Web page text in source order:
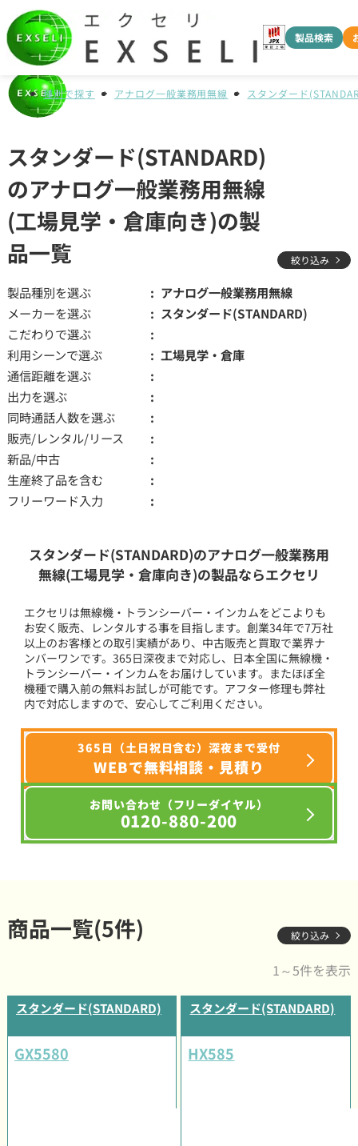
製品検索
種別で探す アナログ一般業務用無線 スタンダード
スタンダード(STANDARD)
のアナログ一般業務用無線
(工場見学・倉庫向き)の製
品一覧
絞り込み
製品種別を選ぶ
アナログ一般業務用無線
メーカーを選ぶ
スタンダード(STANDARD)
こだわりで選ぶ
利用シーンで選ぶ
工場見学・倉庫
通信距離を選ぶ
出力を選ぶ
同時通話人数を選ぶ
販売/レンタル/リース
新品/中古
生産終了品を含む
フリーワード入力
スタンダード(STANDARD)のアナログ一般業務用
無線(工場見学・倉庫向き)の製品ならエクセリ
エクセリは無線機・トランシーバー・インカムをどこよりも
お安く販売、レンタルする事を目指します。創業34年で7万社
以上のお客様との取引実績があり、中古販売と買取で業界ナ
ンバーワンです。365日深夜まで対応し、日本全国に無線機・
トランシーバー・インカムをお届けしています。またほぼ全
機種で購入前の無料お試しが可能です。アフター修理も弊社
内で対応しますので、安心してご利用ください。
365日（土日祝日含む）深夜まで受付
WEBで無料相談・見積り
お問い合わせ（フリーダイヤル）
0120-880-200
商品一覧(5件) 絞り込み
1～5件を表示
スタンダード(STANDARD)
GX5580
スタンダード(STANDARD)
HX585